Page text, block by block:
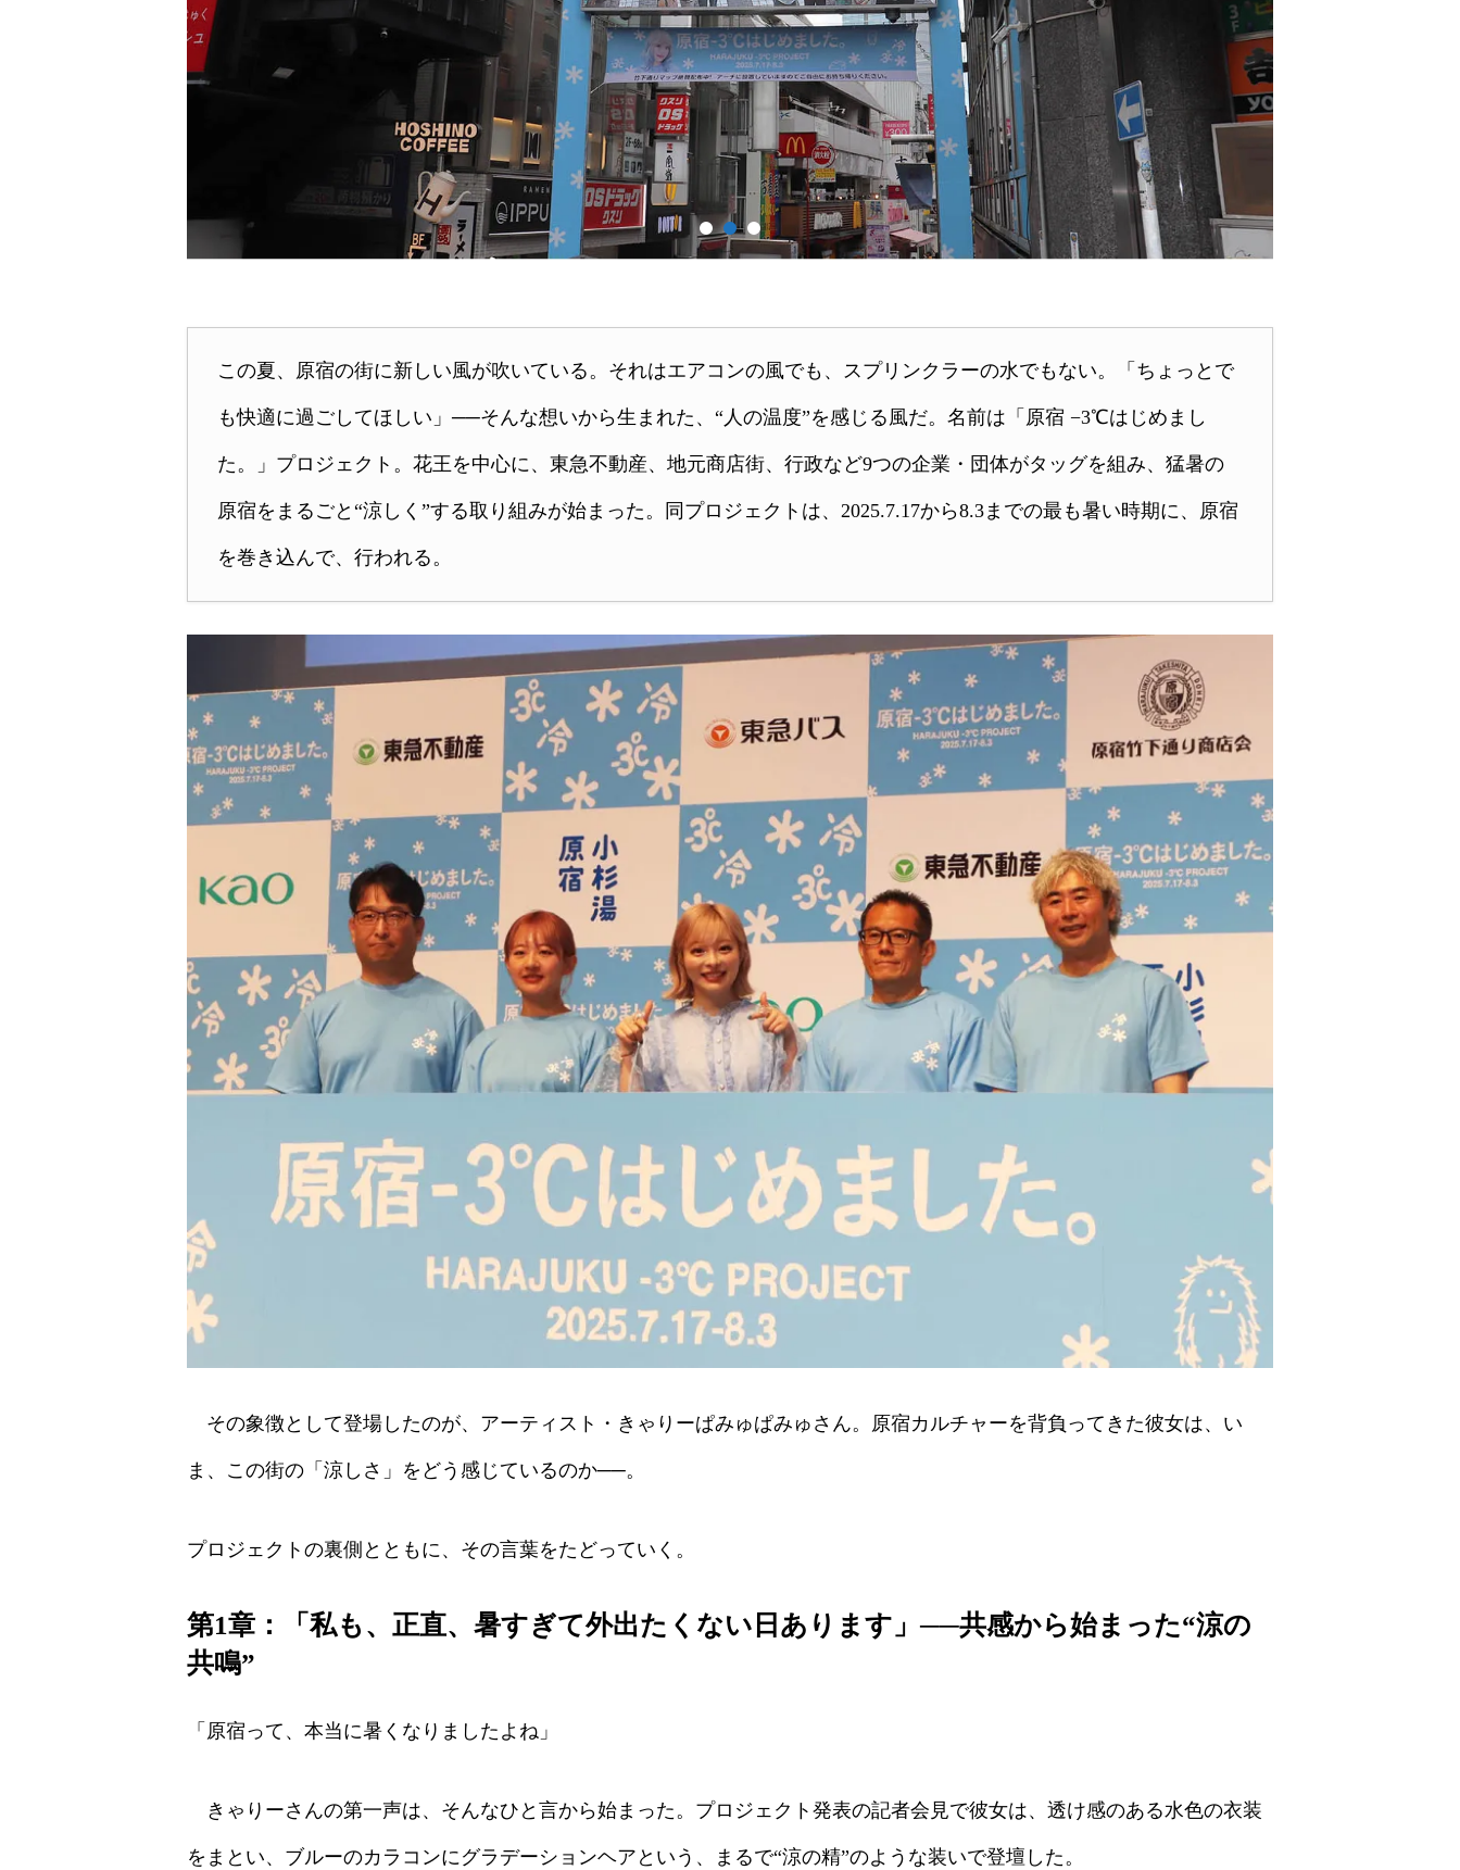
この夏、原宿の街に新しい風が吹いている。それはエアコンの風でも、スプリンクラーの水でもない。「ちょっとで
も快適に過ごしてほしい」──そんな想いから生まれた、“人の温度”を感じる風だ。名前は「原宿 −3℃はじめまし
た。」プロジェクト。花王を中心に、東急不動産、地元商店街、行政など9つの企業・団体がタッグを組み、猛暑の
原宿をまるごと“涼しく”する取り組みが始まった。同プロジェクトは、2025.7.17から8.3までの最も暑い時期に、原宿
を巻き込んで、行われる。
その象徴として登場したのが、アーティスト・きゃりーぱみゅぱみゅさん。原宿カルチャーを背負ってきた彼女は、い
ま、この街の「涼しさ」をどう感じているのか──。
プロジェクトの裏側とともに、その言葉をたどっていく。
第1章：「私も、正直、暑すぎて外出たくない日あります」──共感から始まった“涼の
共鳴”
「原宿って、本当に暑くなりましたよね」
きゃりーさんの第一声は、そんなひと言から始まった。プロジェクト発表の記者会見で彼女は、透け感のある水色の衣装
をまとい、ブルーのカラコンにグラデーションヘアという、まるで“涼の精”のような装いで登壇した。